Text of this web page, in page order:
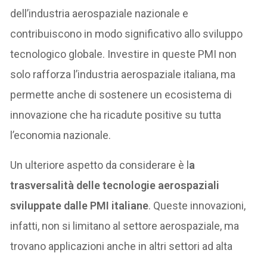
dell’industria aerospaziale nazionale e
contribuiscono in modo significativo allo sviluppo
tecnologico globale. Investire in queste PMI non
solo rafforza l’industria aerospaziale italiana, ma
permette anche di sostenere un ecosistema di
innovazione che ha ricadute positive su tutta
l’economia nazionale.
Un ulteriore aspetto da considerare è la
trasversalità delle tecnologie aerospaziali
sviluppate dalle PMI italiane. Queste innovazioni,
infatti, non si limitano al settore aerospaziale, ma
trovano applicazioni anche in altri settori ad alta